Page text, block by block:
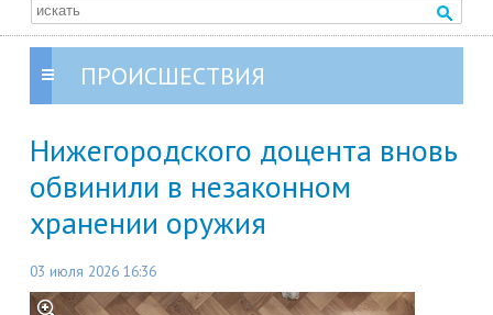
ПРОИСШЕСТВИЯ
Нижегородского доцента вновь
обвинили в незаконном
хранении оружия
03 июля 2026 16:36